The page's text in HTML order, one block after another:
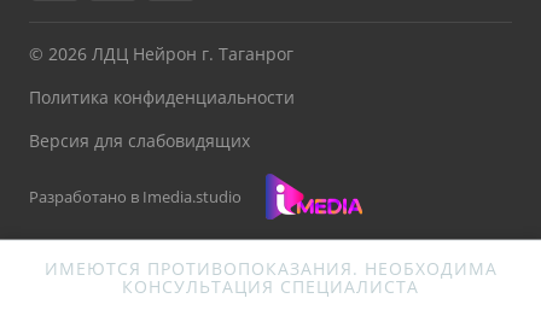
© 2026 ЛДЦ Нейрон г. Таганрог
Политика конфиденциальности
Версия для слабовидящих
Разработано в Imedia.studio
ИМЕЮТСЯ ПРОТИВОПОКАЗАНИЯ. НЕОБХОДИМА
КОНСУЛЬТАЦИЯ СПЕЦИАЛИСТА